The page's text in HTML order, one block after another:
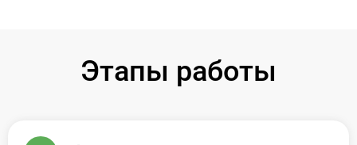
Этапы работы